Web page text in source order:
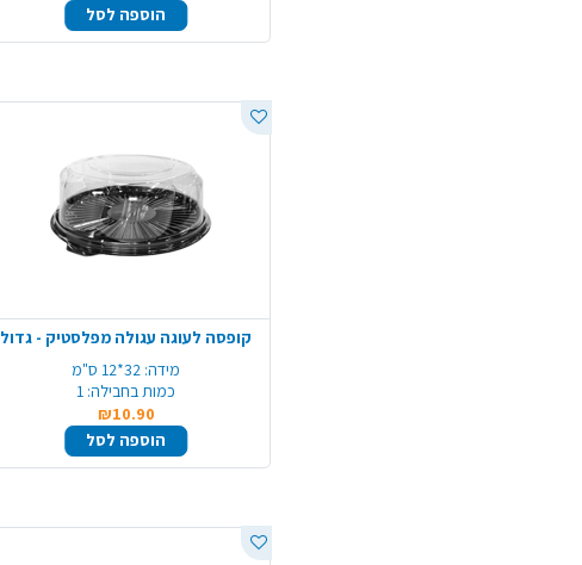
הוספה לסל
קופסה לעוגה עגולה מפלסטיק - גדול
מידה: 32*12 ס"מ
כמות בחבילה: 1
₪10.90
הוספה לסל